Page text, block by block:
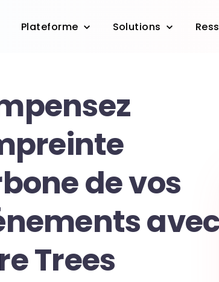
Plateforme Solutions
de vos
Trees